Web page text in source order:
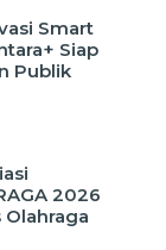
Smart
Siap
Publik
2026